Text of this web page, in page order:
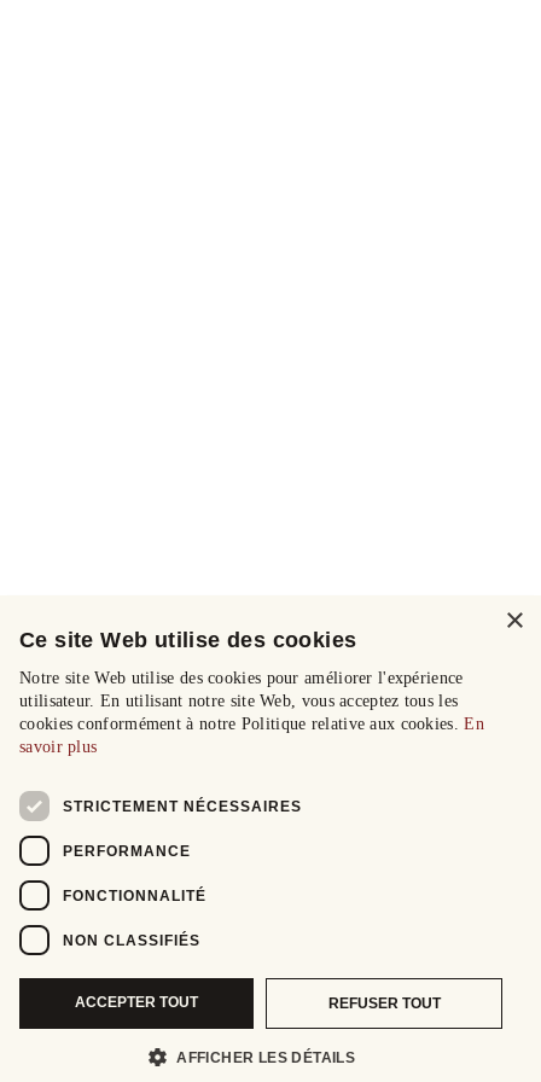
×
Ce site Web utilise des cookies
Notre site Web utilise des cookies pour améliorer l'expérience
utilisateur. En utilisant notre site Web, vous acceptez tous les
cookies conformément à notre Politique relative aux cookies.En
savoir plus
STRICTEMENT NÉCESSAIRES
PERFORMANCE
FONCTIONNALITÉ
NON CLASSIFIÉS
ACCEPTER TOUT REFUSER TOUT
AFFICHER LES DÉTAILS